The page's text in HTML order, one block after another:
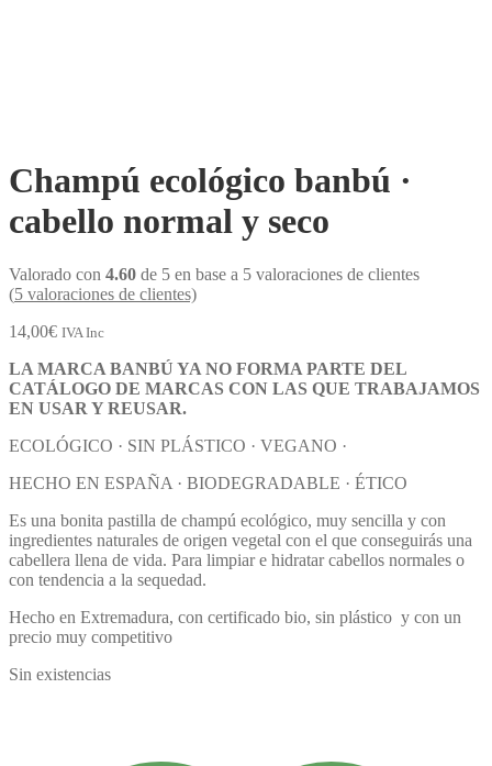
Champú ecológico banbú ·
cabello normal y seco
Valorado con 4.60 de 5 en base a 5 valoraciones de clientes
(5 valoraciones de clientes)
14,00€ IVA Inc
LA MARCA BANBÚ YA NO FORMA PARTE DEL
CATÁLOGO DE MARCAS CON LAS QUE TRABAJAMOS
EN USAR Y REUSAR.
ECOLÓGICO · SIN PLÁSTICO · VEGANO ·
HECHO EN ESPAÑA · BIODEGRADABLE · ÉTICO
Es una bonita pastilla de champú ecológico, muy sencilla y con
ingredientes naturales de origen vegetal con el que conseguirás una
cabellera llena de vida. Para limpiar e hidratar cabellos normales o
con tendencia a la sequedad.
Hecho en Extremadura, con certificado bio, sin plástico y con un
precio muy competitivo
Sin existencias